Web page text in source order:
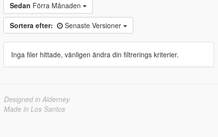
Sedan Förra Månaden
Sortera efter: Senaste Versioner
Inga filer hittade, vänligen ändra din filtrerings kriterier.
Designed in Alderney
Made in Los Santos